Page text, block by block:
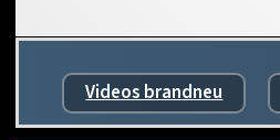
Videos brandneu